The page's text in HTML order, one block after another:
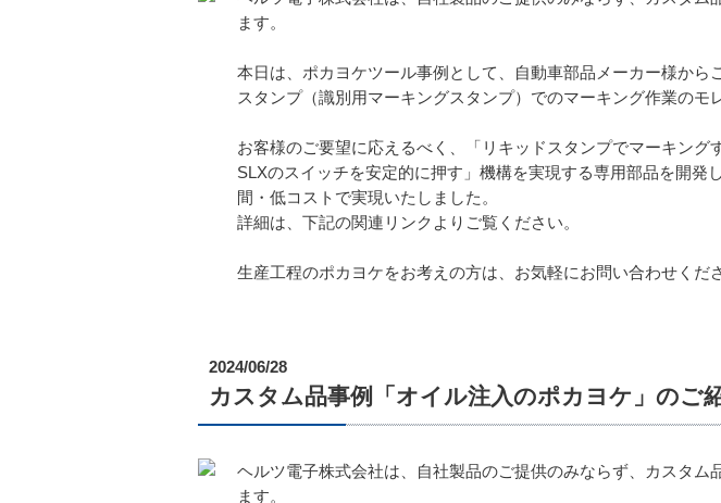
ます。
本日は、ポカヨケツール事例として、自動車部品メーカー様か
スタンプ（識別用マーキングスタンプ）でのマーキング作業のモ
お客様のご要望に応えるべく、「リキッドスタンプでマーキン
SLXのスイッチを安定的に押す」機構を実現する専用部品を開
間・低コストで実現いたしました。
詳細は、下記の関連リンクよりご覧ください。
生産工程のポカヨケをお考えの方は、お気軽にお問い合わせくだ
2024/06/28
カスタム品事例「オイル注入のポカヨケ」のご
ヘルツ電子株式会社は、自社製品のご提供のみならず、カスタ
ます。